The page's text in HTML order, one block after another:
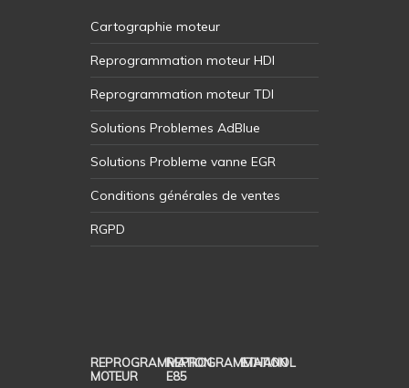
Cartographie moteur
Reprogrammation moteur HDI
Reprogrammation moteur TDI
Solutions Problemes AdBlue
Solutions Probleme vanne EGR
Conditions générales de ventes
RGPD
REPROGRAMMATION
MOTEUR
REPROGRAMMATION
E85
ETHANOL